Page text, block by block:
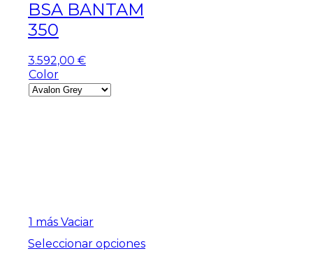
BSA BANTAM
350
3.592,00 €
Color
1 más Vaciar
Seleccionar opcionesEste